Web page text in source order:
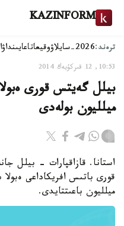
KAZINFORM
ترەند:2026-سايلاۋ وقيعاتاعايىنداۋ
10:53, 12 قىركۇيەك 2014
ميلليون بولەدى
استانا. قازاقپارات - بيلل
ميلليون باعىتتايدى.